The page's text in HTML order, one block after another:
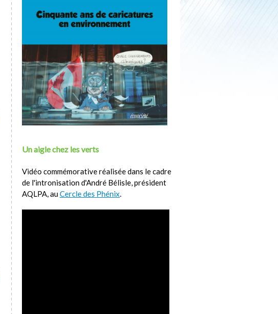
Un aigle chez les verts
Vidéo commémorative réalisée dans le cadre
de l'intronisation d'André Bélisle, président
AQLPA, auCercle des Phénix.